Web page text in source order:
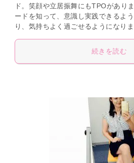
ド。笑顔や立居振舞にもTPOがあり
ードを知って、意識し実践できるよ
り、気持ちよく過ごせるようになり
続きを読む